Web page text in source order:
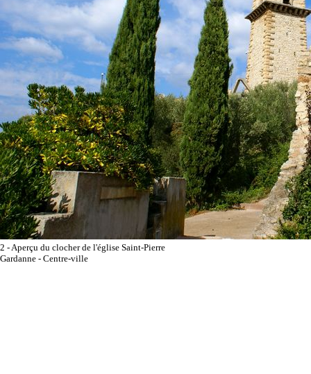
2 - Aperçu du clocher de l'église Saint-Pierre
Gardanne - Centre-ville